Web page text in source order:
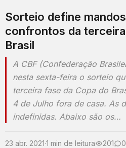
Sorteio define
confrontos da
Brasil
A CBF (Confederação
nesta sexta-feira o sorteio
terceira fase da Copa do
4 de Julho fora de casa. As
indefinidas. Abaixo são os…
23 abr. 2021·1 min de leitura 201 0